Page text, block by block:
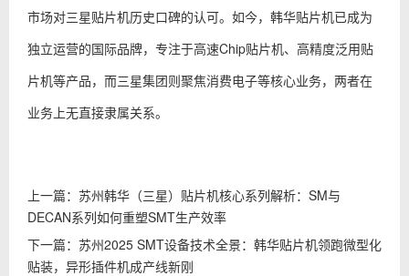
市场对三星贴片机历史口碑的认可。如今，韩华贴片机已成为
独立运营的国际品牌，专注于高速Chip贴片机、高精度泛用贴
片机等产品，而三星集团则聚焦消费电子等核心业务，两者在
业务上无直接隶属关系。
上一篇： 苏州韩华（三星）贴片机核心系列解析：SM与
DECAN系列如何重塑SMT生产效率
下一篇： 苏州2025 SMT设备技术全景：韩华贴片机领跑微型化
贴装，异形插件机成产线新刚